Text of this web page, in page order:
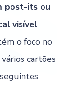
post-its ou
visível
o foco no
cartões